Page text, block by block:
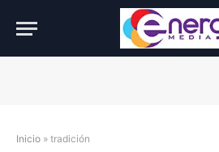
Inicio » tradición